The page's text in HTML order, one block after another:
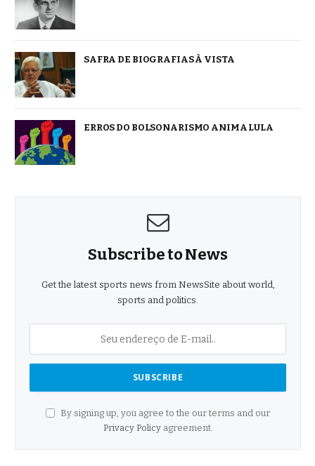
SAFRA DE BIOGRAFIAS À VISTA
ERROS DO BOLSONARISMO ANIMA LULA
Subscribe to News
Get the latest sports news from NewsSite about world,
sports and politics.
By signing up, you agree to the our terms and our
Privacy Policyagreement.